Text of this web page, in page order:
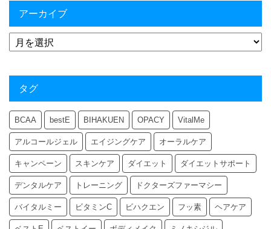
アーカイブ
タグ
BCAA bestE BIHAKUEN OPACY VitalMe
アルコールジェル エイジングケア オーラルケア
キャンペーン スキンケア ダイエット ダイエットサポート
デンタルケア トレーニング ドクターズファーマシー
バイタルミー ビタミンC ビハクエン フッ素 ヘアケア